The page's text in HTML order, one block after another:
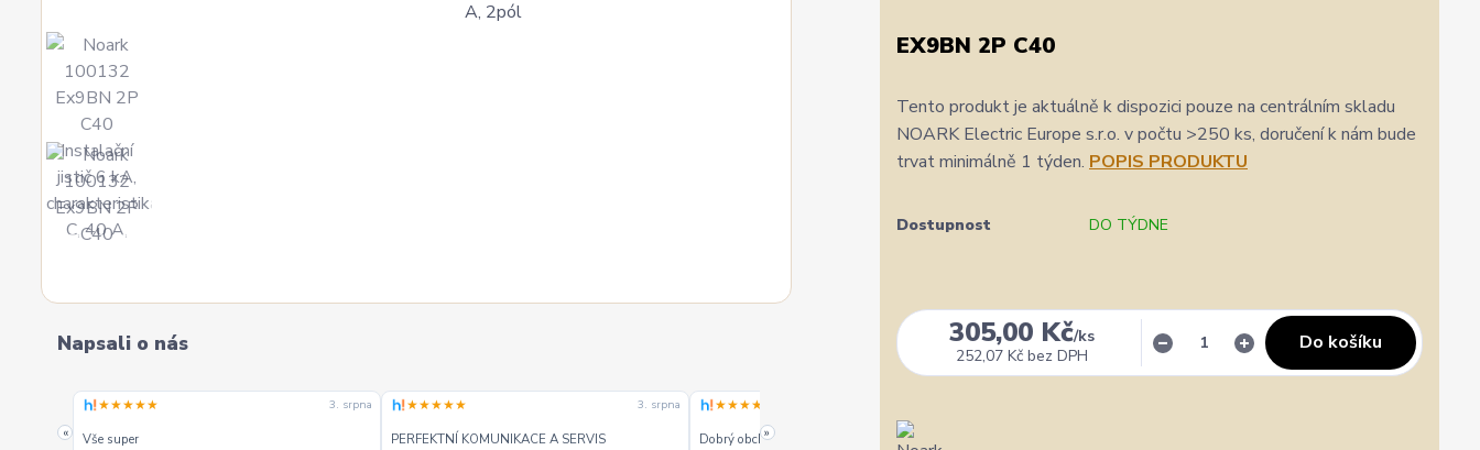
Napsali o nás
«
★★★★★ 3. srpna
Vše super
★★★★★ 3. srpna
PERFEKTNÍ KOMUNIKACE A SERVIS
★★★★★
Dobrý obchod dobré ceny - doporučuji.
»
EX9BN 2P C40
Tento produkt je aktuálně k dispozici pouze na centrálním skladu
NOARK Electric Europe s.r.o. v počtu >250 ks, doručení k nám bude
trvat minimálně 1 týden. POPIS PRODUKTU
Dostupnost DO TÝDNE
305,00 Kč/ks
252,07 Kč bez DPH
Do košíku